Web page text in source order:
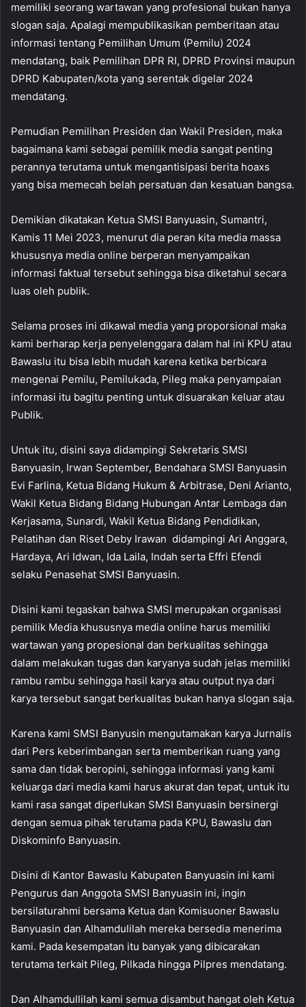
memiliki seorang wartawan yang profesional bukan hanya
slogan saja. Apalagi mempublikasikan pemberitaan atau
informasi tentang Pemilihan Umum (Pemilu) 2024
mendatang, baik Pemilihan DPR RI, DPRD Provinsi maupun
DPRD Kabupaten/kota yang serentak digelar 2024
mendatang.
Pemudian Pemilihan Presiden dan Wakil Presiden, maka
bagaimana kami sebagai pemilik media sangat penting
perannya terutama untuk mengantisipasi berita hoaxs
yang bisa memecah belah persatuan dan kesatuan bangsa.
Demikian dikatakan Ketua SMSI Banyuasin, Sumantri,
Kamis 11 Mei 2023, menurut dia peran kita media massa
khususnya media online berperan menyampaikan
informasi faktual tersebut sehingga bisa diketahui secara
luas oleh publik.
Selama proses ini dikawal media yang proporsional maka
kami berharap kerja penyelenggara dalam hal ini KPU atau
Bawaslu itu bisa lebih mudah karena ketika berbicara
mengenai Pemilu, Pemilukada, Pileg maka penyampaian
informasi itu bagitu penting untuk disuarakan keluar atau
Publik.
Untuk itu, disini saya didampingi Sekretaris SMSI
Banyuasin, Irwan September, Bendahara SMSI Banyuasin
Evi Farlina, Ketua Bidang Hukum & Arbitrase, Deni Arianto,
Wakil Ketua Bidang Bidang Hubungan Antar Lembaga dan
Kerjasama, Sunardi, Wakil Ketua Bidang Pendidikan,
Pelatihan dan Riset Deby Irawan didampingi Ari Anggara,
Hardaya, Ari Idwan, Ida Laila, Indah serta Effri Efendi
selaku Penasehat SMSI Banyuasin.
Disini kami tegaskan bahwa SMSI merupakan organisasi
pemilik Media khususnya media online harus memiliki
wartawan yang propesional dan berkualitas sehingga
dalam melakukan tugas dan karyanya sudah jelas memiliki
rambu rambu sehingga hasil karya atau output nya dari
karya tersebut sangat berkualitas bukan hanya slogan saja.
Karena kami SMSI Banyusin mengutamakan karya Jurnalis
dari Pers keberimbangan serta memberikan ruang yang
sama dan tidak beropini, sehingga informasi yang kami
keluarga dari media kami harus akurat dan tepat, untuk itu
kami rasa sangat diperlukan SMSI Banyuasin bersinergi
dengan semua pihak terutama pada KPU, Bawaslu dan
Diskominfo Banyuasin.
Disini di Kantor Bawaslu Kabupaten Banyuasin ini kami
Pengurus dan Anggota SMSI Banyuasin ini, ingin
bersilaturahmi bersama Ketua dan Komisuoner Bawaslu
Banyuasin dan Alhamdulilah mereka bersedia menerima
kami. Pada kesempatan itu banyak yang dibicarakan
terutama terkait Pileg, Pilkada hingga Pilpres mendatang.
Dan Alhamdullilah kami semua disambut hangat oleh Ketua